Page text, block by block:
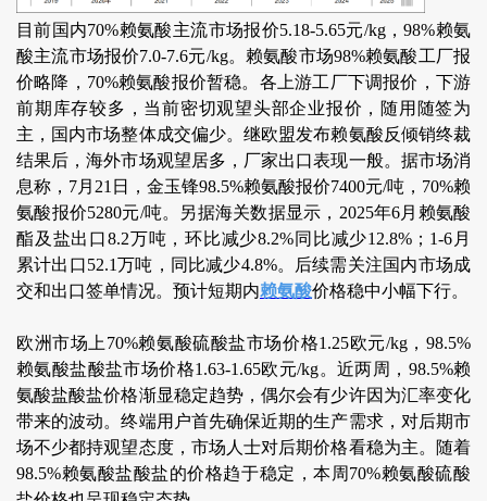
目前国内70%赖氨酸主流市场报价5.18-5.65元/kg，98%赖氨
酸主流市场报价7.0-7.6元/kg。赖氨酸市场98%赖氨酸工厂报
价略降，70%赖氨酸报价暂稳。各上游工厂下调报价，下游
前期库存较多，当前密切观望头部企业报价，随用随签为
主，国内市场整体成交偏少。继欧盟发布赖氨酸反倾销终裁
结果后，海外市场观望居多，厂家出口表现一般。据市场消
息称，7月21日，金玉锋98.5%赖氨酸报价7400元/吨，70%赖
氨酸报价5280元/吨。另据海关数据显示，2025年6月赖氨酸
酯及盐出口8.2万吨，环比减少8.2%同比减少12.8%；1-6月
累计出口52.1万吨，同比减少4.8%。后续需关注国内市场成
交和出口签单情况。预计短期内赖氨酸价格稳中小幅下行。
欧洲市场上70%赖氨酸硫酸盐市场价格1.25欧元/kg，98.5%
赖氨酸盐酸盐市场价格1.63-1.65欧元/kg。近两周，98.5%赖
氨酸盐酸盐价格渐显稳定趋势，偶尔会有少许因为汇率变化
带来的波动。终端用户首先确保近期的生产需求，对后期市
场不少都持观望态度，市场人士对后期价格看稳为主。随着
98.5%赖氨酸盐酸盐的价格趋于稳定，本周70%赖氨酸硫酸